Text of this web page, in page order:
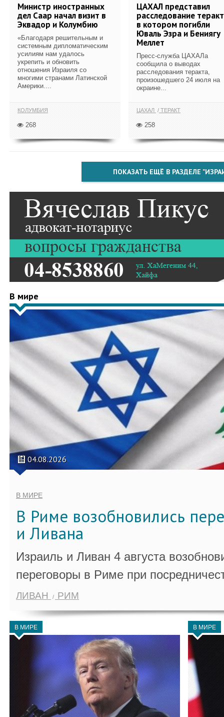
Министр иностранных
дел Саар начал визит в
Эквадор и Колумбию
«Благодаря решительным и
системным дипломатическим
усилиям нам удалось
укрепить и обновить
отношения Израиля со
многими странами Латинской
Америки....
КОЛУМБИЯ
268
ЦАХАЛ представил
расследование
в котором погибли
Юваль Эзра и Бениягу
Меллет
Пресс-служба ЦАХАЛа
сообщила о выводах
расследования теракта,
произошедшего 24 июля на
окраине...
ЦАХАЛ ТЕРАКТ
258
ПОКАЗАТЬ ЕЩЁ В РАЗДЕЛЕ
В мире
04.08.2026
В МИРЕ
В Риме возобновились
и Ливана
Израиль и Ливан 4 августа
переговоры в Риме при
ЛИВАН РИМ
В МИРЕ В МИРЕ